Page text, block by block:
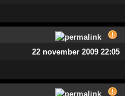
22 november 2009 22:05